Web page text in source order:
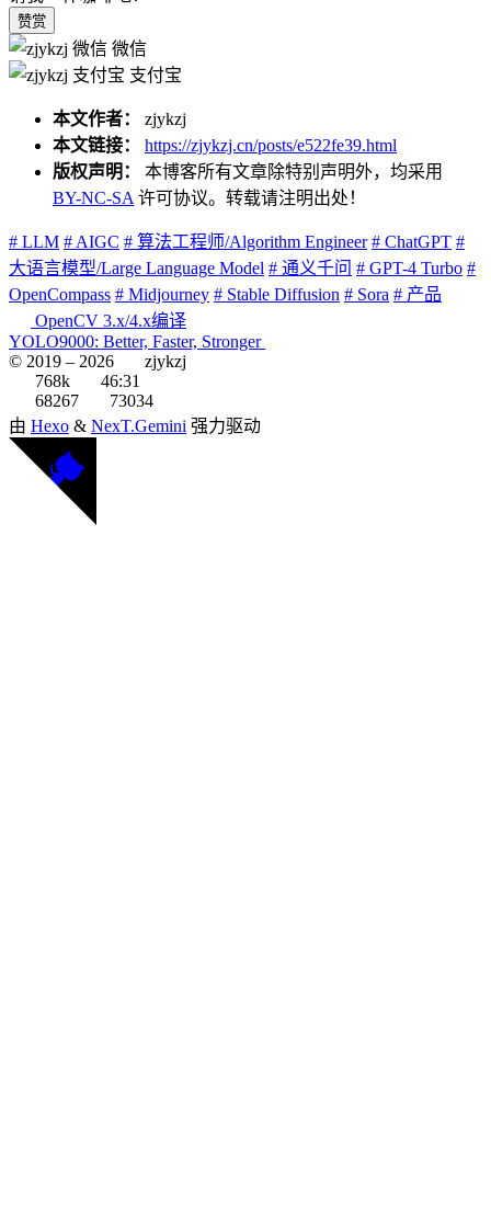
赞赏
微信
支付宝
本文作者： zjykzj
本文链接：
https://zjykzj.cn/posts/e522fe39.html
版权声明： 本博客所有文章除特别声明外，均采用
BY-NC-SA 许可协议。转载请注明出处！
# LLM # AIGC # 算法工程师/Algorithm Engineer # ChatGPT #
大语言模型/Large Language Model # 通义千问 # GPT-4 Turbo #
OpenCompass # Midjourney # Stable Diffusion # Sora # 产品
OpenCV 3.x/4.x编译
YOLO9000: Better, Faster, Stronger
© 2019 – 2026
zjykzj
768k
46:31
68267
73034
由 Hexo & NexT.Gemini 强力驱动